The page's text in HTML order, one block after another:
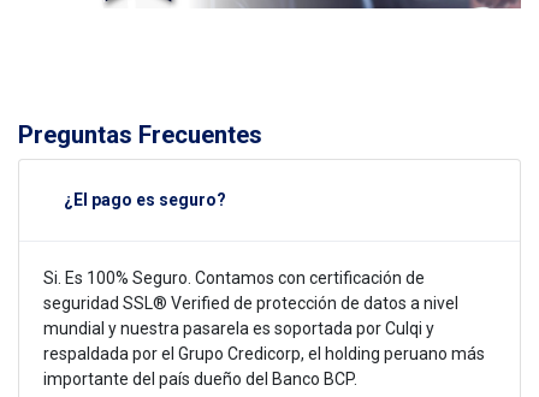
Preguntas Frecuentes
¿El pago es seguro?
Si. Es 100% Seguro. Contamos con certificación de
seguridad SSL® Verified de protección de datos a nivel
mundial y nuestra pasarela es soportada por Culqi y
respaldada por el Grupo Credicorp, el holding peruano más
importante del país dueño del Banco BCP.